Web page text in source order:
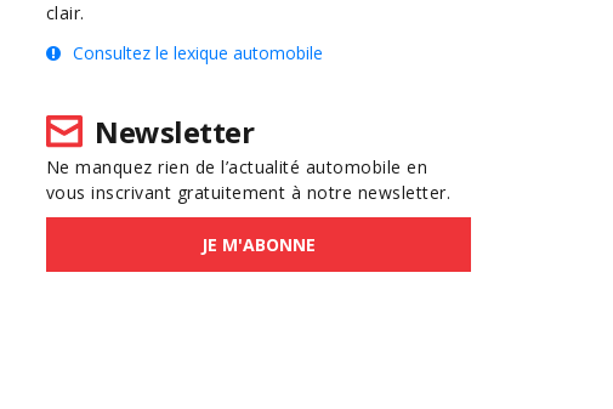
clair.
Consultez le lexique automobile
Newsletter
Ne manquez rien de l’actualité automobile en
vous inscrivant gratuitement à notre newsletter.
JE M'ABONNE